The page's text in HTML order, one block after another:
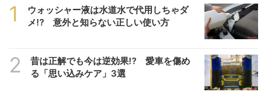
1
ウォッシャー液は水道水で代用しちゃダ
メ!? 意外と知らない正しい使い方
2
昔は正解でも今は逆効果!? 愛車を傷め
る「思い込みケア」3選